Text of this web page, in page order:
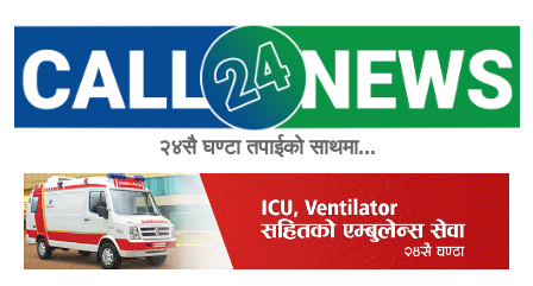
content
२४सै घण्टा तपाईको साथमा...